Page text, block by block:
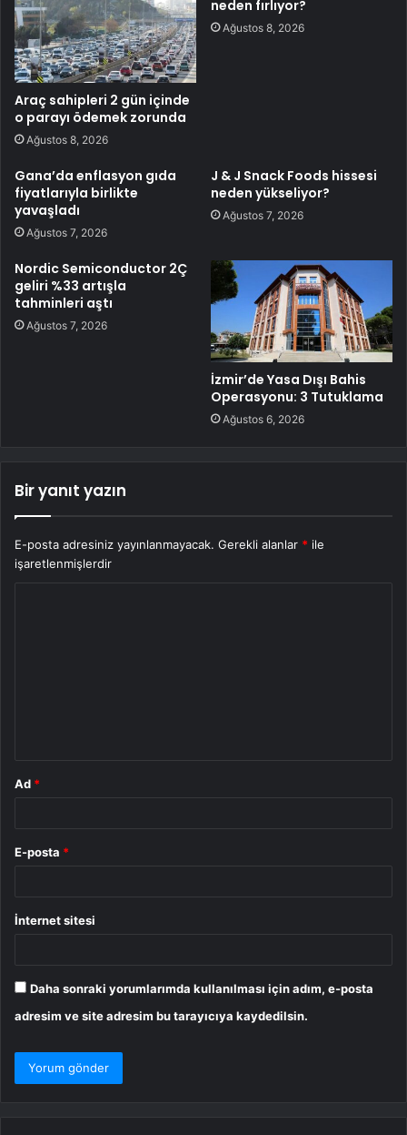
Araç sahipleri 2 gün içinde
o parayı ödemek zorunda
Ağustos 8, 2026
neden fırlıyor?
Ağustos 8, 2026
Gana’da enflasyon gıda
fiyatlarıyla birlikte
yavaşladı
Ağustos 7, 2026
J & J Snack Foods hissesi
neden yükseliyor?
Ağustos 7, 2026
Nordic Semiconductor 2Ç
geliri %33 artışla
tahminleri aştı
Ağustos 7, 2026
İzmir’de Yasa Dışı Bahis
Operasyonu: 3 Tutuklama
Ağustos 6, 2026
Bir yanıt yazın
E-posta adresiniz yayınlanmayacak. Gerekli alanlar * ile
işaretlenmişlerdir
Ad *
E-posta *
İnternet sitesi
Daha sonraki yorumlarımda kullanılması için adım, e-posta
adresim ve site adresim bu tarayıcıya kaydedilsin.